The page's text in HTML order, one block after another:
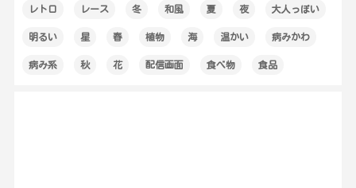
レトロ レース 冬 和風 夏 夜 大人っぽい
明るい 星 春 植物 海 温かい 病みかわ
病み系 秋 花 配信画面 食べ物 食品